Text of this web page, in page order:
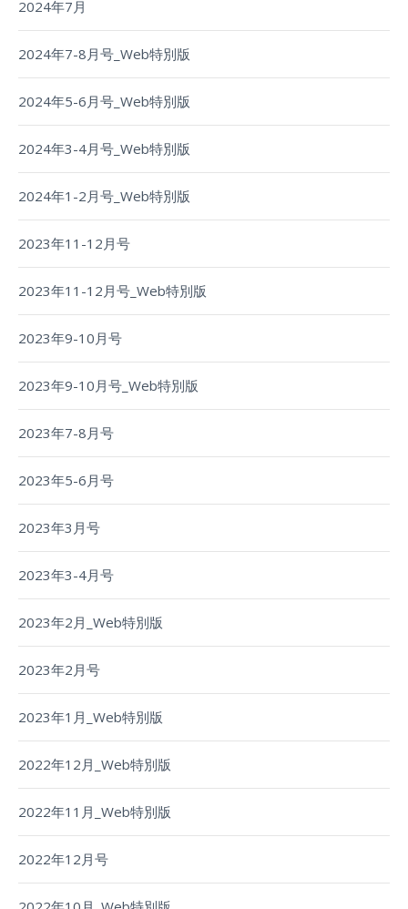
2024年7月
2024年7-8月号_Web特別版
2024年5-6月号_Web特別版
2024年3-4月号_Web特別版
2024年1-2月号_Web特別版
2023年11-12月号
2023年11-12月号_Web特別版
2023年9-10月号
2023年9-10月号_Web特別版
2023年7-8月号
2023年5-6月号
2023年3月号
2023年3-4月号
2023年2月_Web特別版
2023年2月号
2023年1月_Web特別版
2022年12月_Web特別版
2022年11月_Web特別版
2022年12月号